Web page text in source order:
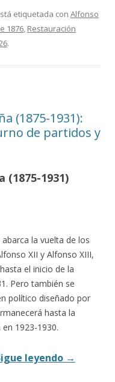
etiquetada con Alfonso
1876, Restauración
.
(1875-1931):
de partidos y
(1875-1931)
la vuelta de los
XII y Alfonso XIII,
hasta el inicio de la
Pero también se
político diseñado por
hasta la
1923-1930.
leyendo →